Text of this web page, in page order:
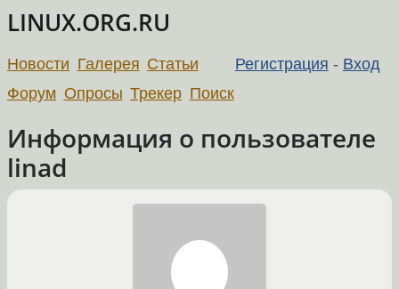
LINUX.ORG.RU
Регистрация - Вход
Новости Галерея Статьи
Форум Опросы Трекер Поиск
Информация о пользователе
linad